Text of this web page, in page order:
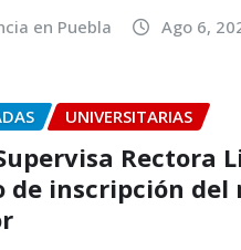
en Puebla Ago 6,
UNIVERSITARIAS
Rectora
de inscripción del